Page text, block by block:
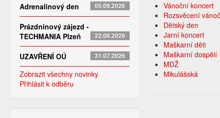
Adrenalinový den 05.09.2026
Prázdninový zájezd -
TECHMANIA Plzeň
22.08.2026
UZAVŘENÍ OÚ 31.07.2026
Zobrazit všechny novinky
Přihlásit k odběru
Vánoční koncert
Rozsvěcení
Dětský den
Jarní koncert
Maškarní děti
Maškarní dospělí
MDŽ
Mikulášská